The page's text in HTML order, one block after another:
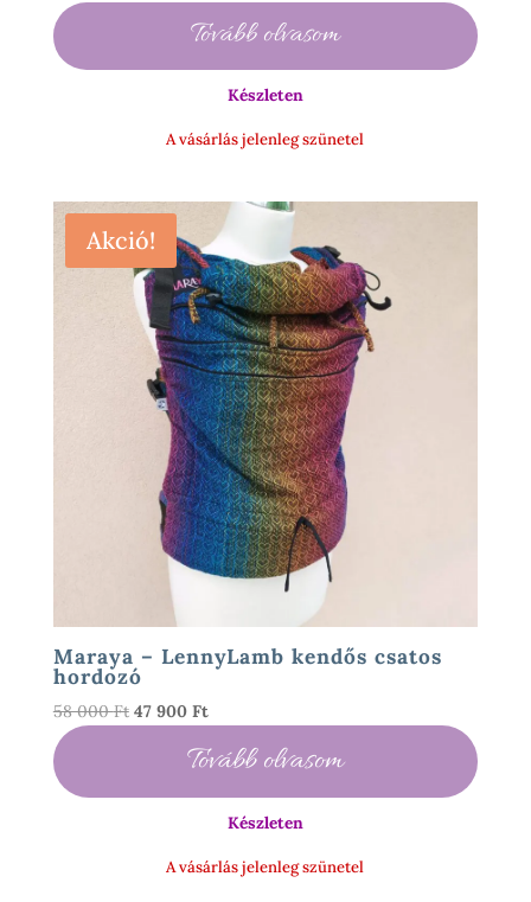
700 Ft
-
Tovább olvasom
Készleten
A vásárlás jelenleg szünetel
Akció!
Maraya – LennyLamb kendős csatos
hordozó
58 000Ft Original
47 900 FtCurrent
is:
900 Ft.
Tovább olvasom
Készleten
A vásárlás jelenleg szünetel